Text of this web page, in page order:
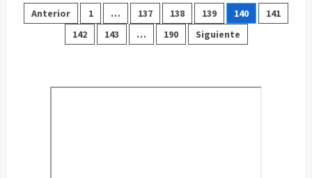
Abierto
plazo
de
admisión
de
Paginación
Anterior 1 … 137 138 139 140
141
142
143 … 190 Siguiente